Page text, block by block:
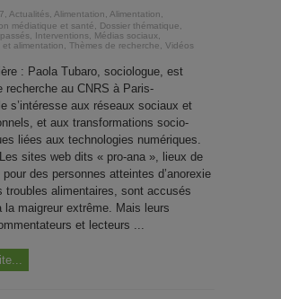
, Actualités, Alimentation, Alimentation,
médiatique et santé, Dossier thématique,
, Interventions, Médias sociaux,
et alimentation, Thèmes de recherche, Vidéos
: Paola Tubaro, sociologue, est
recherche au CNRS à Paris-
s’intéresse aux réseaux sociaux et
et aux transformations socio-
liées aux technologies numériques.
sites web dits « pro-ana », lieux de
pour des personnes atteintes d’anorexie
troubles alimentaires, sont accusés
la maigreur extrême. Mais leurs
et lecteurs ...